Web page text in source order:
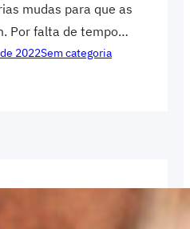
mudas para que as
Por falta de tempo…
2022Sem categoria